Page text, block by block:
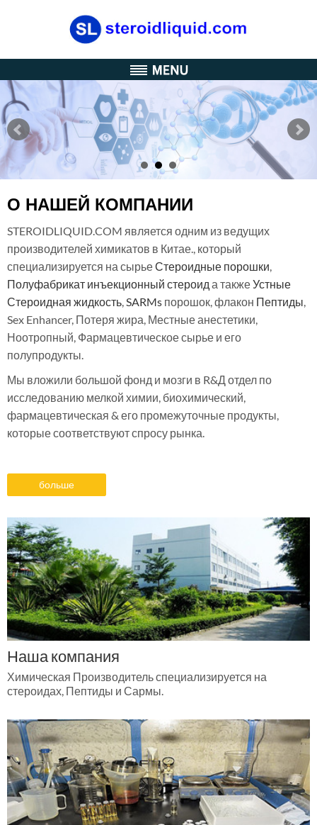
О НАШЕЙ КОМПАНИИ
STEROIDLIQUID.COM является одним из ведущих
производителей химикатов в Китае., который
специализируется на сырьеСтероидные порошки,
Полуфабрикат инъекционный стероид а такжеУстные
Стероидная жидкость,SARMs порошок, флакон Пептиды,
Sex Enhancer, Потеря жира, Местные анестетики,
Ноотропный, Фармацевтическое сырье и его
полупродукты.
Мы вложили большой фонд и мозги в R&Д отдел по
исследованию мелкой химии, биохимический,
фармацевтическая & его промежуточные продукты,
которые соответствуют спросу рынка.
больше
Наша компания
Химическая Производитель специализируется на
стероидах, Пептиды и Сармы.